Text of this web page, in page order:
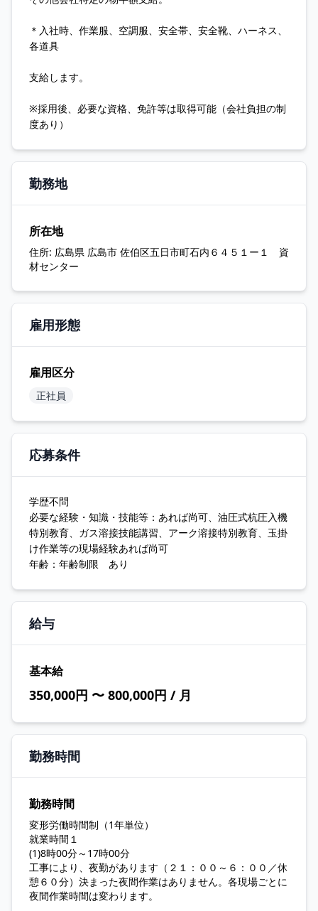
＊入社時、作業服、空調服、安全帯、安全靴、ハーネス、
各道具
支給します。
※採用後、必要な資格、免許等は取得可能（会社負担の制
度あり）
勤務地
所在地
住所: 広島県 広島市 佐伯区五日市町石内６４５１ー１ 資
材センター
雇用形態
雇用区分
正社員
応募条件
学歴不問
必要な経験・知識・技能等：あれば尚可、油圧式杭圧入機
特別教育、ガス溶接技能講習、アーク溶接特別教育、玉掛
け作業等の現場経験あれば尚可
年齢：年齢制限 あり
給与
基本給
350,000円 〜 800,000円 / 月
勤務時間
勤務時間
変形労働時間制（1年単位）
就業時間１
(1)8時00分～17時00分
工事により、夜勤があります（２１：００～６：００／休
憩６０分）決まった夜間作業はありません。各現場ごとに
夜間作業時間は変わります。